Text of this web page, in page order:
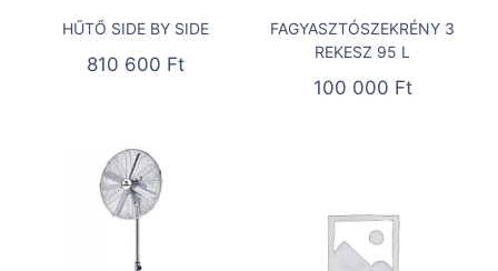
HŰTŐ SIDE BY SIDE
810 600 Ft
FAGYASZTÓSZEKRÉNY 3
REKESZ 95 L
100 000 Ft